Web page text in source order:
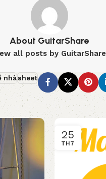
About GuitarShare
all posts by GuitarShare
nhàsheet
25
TH7